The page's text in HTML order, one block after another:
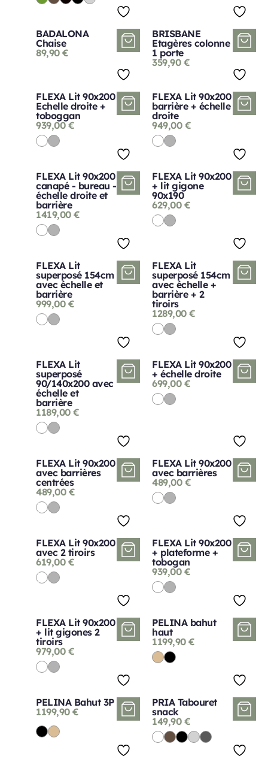
BADALONA
Chaise
89,90 €
BRISBANE
Etagères colonne
1 porte
359,90 €
FLEXA Lit 90x200
Echelle droite +
toboggan
939,00€
FLEXA Lit 90x200
barrière + échelle
droite
949,00 €
FLEXA Lit 90x200
canapé - bureau -
échelle droite et
barrière
1419,00 €
FLEXA Lit 90x200
+ lit gigone
90x190
629,00 €
FLEXA Lit
superposé 154cm
avec échelle et
barrière
999,00 €
FLEXA Lit
superposé 154cm
avec échelle +
barrière + 2
tiroirs
1289,00 €
FLEXA Lit
superposé
90/140x200 avec
échelle et
barrière
1189,00 €
FLEXA Lit 90x200
+ échelle droite
699,00 €
FLEXA Lit 90x200
avec barrières
centrées
489,00 €
FLEXA Lit 90x200
avec barrières
489,00 €
FLEXA Lit 90x200
avec 2 tiroirs
619,00 €
FLEXA Lit 90x200
+ plateforme +
tobogan
939,00 €
FLEXA Lit 90x200
+ lit gigones 2
tiroirs
979,00 €
PELINA bahut
haut
1199,90 €
PELINA Bahut 3P
1199,90 €
PRIA Tabouret
snack
149,90 €